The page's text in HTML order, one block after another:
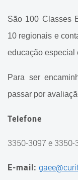
Atendimento
Domiciliar
Hospitalar
Gerência de
Educacional
CMAEEs
São 100 Classes
10 regionais e
educação especial
Para ser
passar por
Telefone
3350-3097 e 3350-
E-mail: